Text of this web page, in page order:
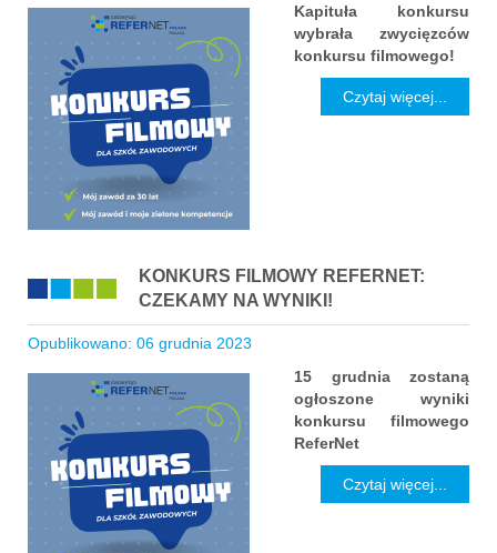
Kapituła konkursu
wybrała zwycięzców
konkursu filmowego!
Czytaj więcej...
KONKURS FILMOWY REFERNET:
CZEKAMY NA WYNIKI!
Opublikowano: 06 grudnia 2023
15 grudnia zostaną
ogłoszone wyniki
konkursu filmowego
ReferNet
Czytaj więcej...